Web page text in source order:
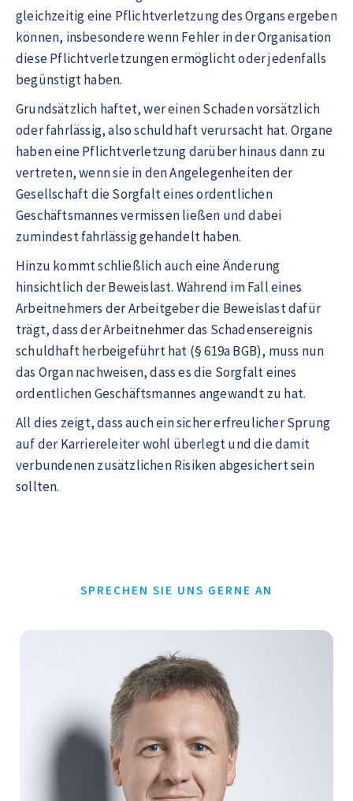
gleichzeitig eine Pflichtverletzung des Organs ergeben
können, insbesondere wenn Fehler in der Organisation
diese Pflichtverletzungen ermöglicht oder jedenfalls
begünstigt haben.
Grundsätzlich haftet, wer einen Schaden vorsätzlich
oder fahrlässig, also schuldhaft verursacht hat. Organe
haben eine Pflichtverletzung darüber hinaus dann zu
vertreten, wenn sie in den Angelegenheiten der
Gesellschaft die Sorgfalt eines ordentlichen
Geschäftsmannes vermissen ließen und dabei
zumindest fahrlässig gehandelt haben.
Hinzu kommt schließlich auch eine Änderung
hinsichtlich der Beweislast. Während im Fall eines
Arbeitnehmers der Arbeitgeber die Beweislast dafür
trägt, dass der Arbeitnehmer das Schadensereignis
schuldhaft herbeigeführt hat (§ 619a BGB), muss nun
das Organ nachweisen, dass es die Sorgfalt eines
ordentlichen Geschäftsmannes angewandt zu hat.
All dies zeigt, dass auch ein sicher erfreulicher Sprung
auf der Karriereleiter wohl überlegt und die damit
verbundenen zusätzlichen Risiken abgesichert sein
sollten.
SPRECHEN SIE UNS GERNE AN